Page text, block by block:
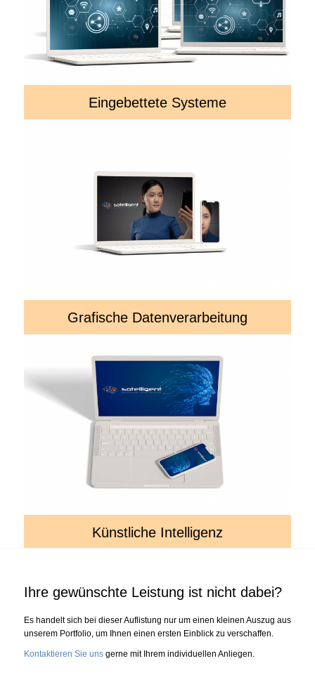
Eingebettete Systeme
Grafische Datenverarbeitung
Künstliche Intelligenz
Ihre gewünschte Leistung ist nicht dabei?
Es handelt sich bei dieser Auflistung nur um einen kleinen Auszug aus
unserem Portfolio, um Ihnen einen ersten Einblick zu verschaffen.
Kontaktieren Sie unsgerne mit Ihrem individuellen Anliegen.